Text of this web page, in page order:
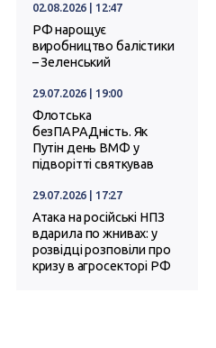
02.08.2026 | 12:47
РФ нарощує
виробництво балістики
– Зеленський
29.07.2026 | 19:00
Флотська
безПАРАДність. Як
Путін день ВМФ у
підворітті святкував
29.07.2026 | 17:27
Атака на російські НПЗ
вдарила по жнивах: у
розвідці розповіли про
кризу в агросекторі РФ